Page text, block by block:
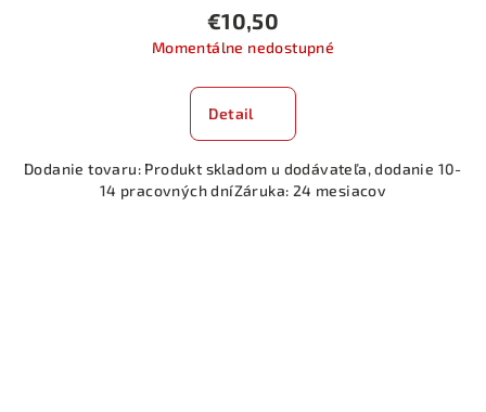
€10,50
Momentálne nedostupné
Detail
Dodanie tovaru: Produkt skladom u dodávateľa, dodanie 10-
14 pracovných dníZáruka: 24 mesiacov